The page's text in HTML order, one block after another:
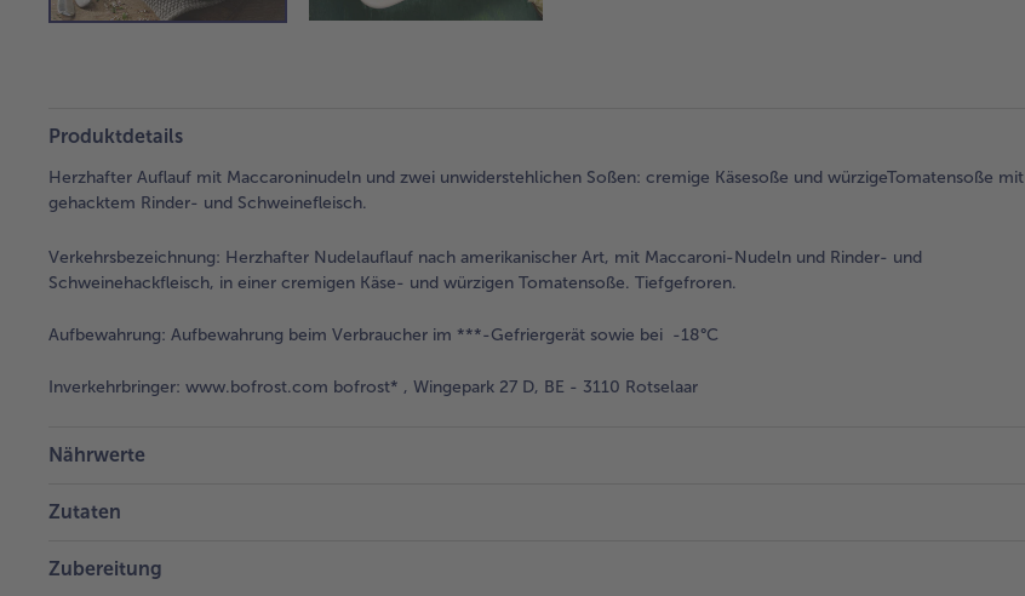
Produktdetails
Herzhafter Auflauf mit Maccaroninudeln und zwei unwiderstehlichen Soßen: cremige Käsesoße und würzigeTomatensoße mit
gehacktem Rinder- und Schweinefleisch.
Verkehrsbezeichnung: Herzhafter Nudelauflauf nach amerikanischer Art, mit Maccaroni-Nudeln und Rinder- und
Schweinehackfleisch, in einer cremigen Käse- und würzigen Tomatensoße. Tiefgefroren.
Aufbewahrung: Aufbewahrung beim Verbraucher im ***-Gefriergerät sowie bei -18°C
Inverkehrbringer: www.bofrost.com bofrost* , Wingepark 27 D, BE - 3110 Rotselaar
Nährwerte
Zutaten
Zubereitung